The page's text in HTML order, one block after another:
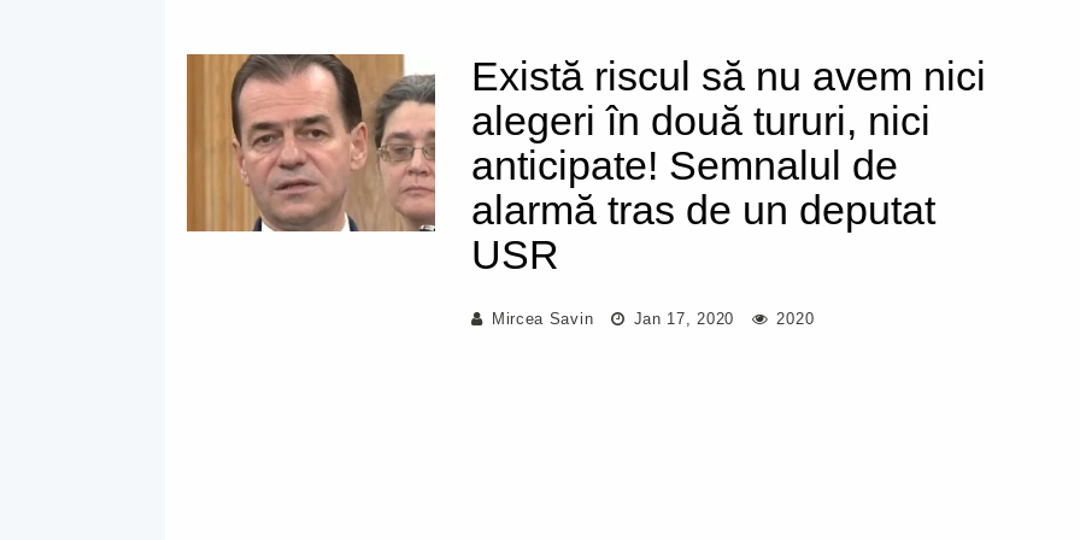
Există riscul să nu avem nici
alegeri în două tururi, nici
anticipate! Semnalul de
alarmă tras de un deputat
USR
Mircea Savin Jan 17, 2020 2020